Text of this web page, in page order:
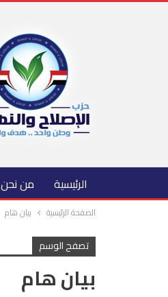
الرئيسية من نحن
الصفحة الرئيسية بيان هام
تصفح الوسم
بيان هام